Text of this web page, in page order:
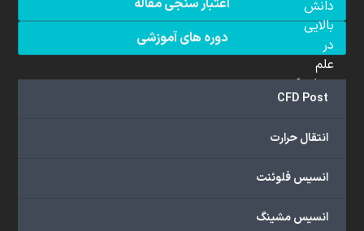
اعتبار سنجی مقاله
دوره های آموزشی
CFD Post
انتقال حرارت
انسیس فلوئنت
انسیس مشینگ
دانش
بالایی
در
علم
دینامیک
سیالات
(CFD)
هستند.
ما